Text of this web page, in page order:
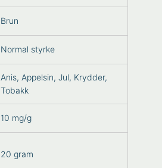
Brun
Normal styrke
Anis, Appelsin,Jul, Krydder,
Tobakk
10 mg/g
20 gram